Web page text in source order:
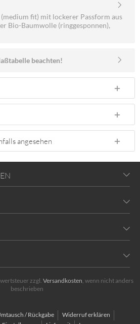
(medium fit) mit lockerer Passform aus
Bio-Baumwolle (ringgesponnen),
beachten!
angesehen
zzgl. Versandkosten, wenn nicht anders
beschrieben
/ Rückgabe
Widerruf erklären